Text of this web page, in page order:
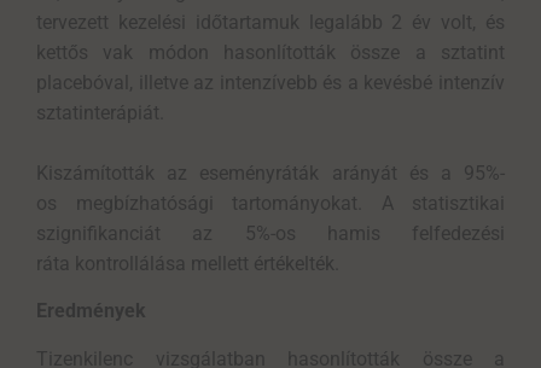
tervezett kezelési időtartamuk legalább 2 év volt, és
kettős vak módon hasonlították össze a sztatint
placebóval, illetve az intenzívebb és a kevésbé intenzív
sztatinterápiát.
Kiszámították az eseményráták arányát és a 95%-
os megbízhatósági tartományokat. A statisztikai
szignifikanciát az 5%-os hamis felfedezési
ráta kontrollálása mellett értékelték.
Eredmények
Tizenkilenc vizsgálatban hasonlították össze a